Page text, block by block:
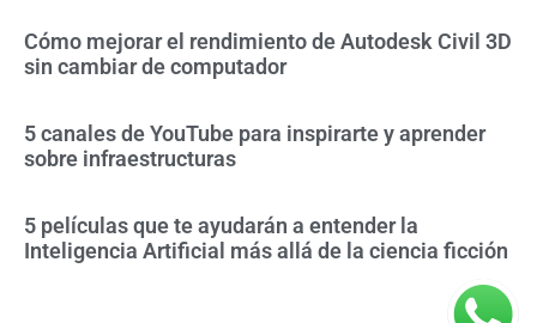
Cómo mejorar el rendimiento de Autodesk Civil 3D
sin cambiar de computador
5 canales de YouTube para inspirarte y aprender
sobre infraestructuras
5 películas que te ayudarán a entender la
Inteligencia Artificial más allá de la ciencia ficción